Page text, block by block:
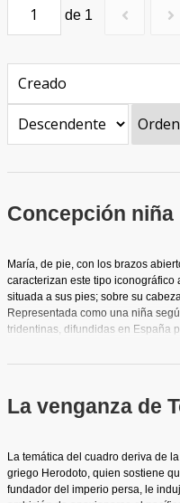
de 1
Concepción niña
María, de pie, con los brazos
caracterizan este tipo
situada a sus pies; sobre su
Representada como una niña
tridentinas, difundidas en España
túnica rosa y manto azul oscuro,
distintas posturas. Marco muy
La venganza de
La temática del cuadro deriva de
griego Herodoto, quien sostiene
fundador del imperio persa, le